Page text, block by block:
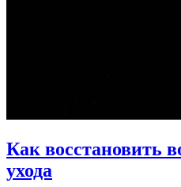
Как восстановить
ухода